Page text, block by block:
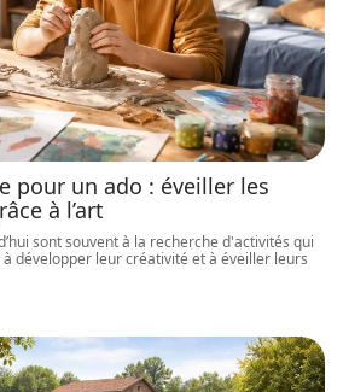
pour un ado : éveiller les
à l’art
sont souvent à la recherche d'activités qui
développer leur créativité et à éveiller leurs